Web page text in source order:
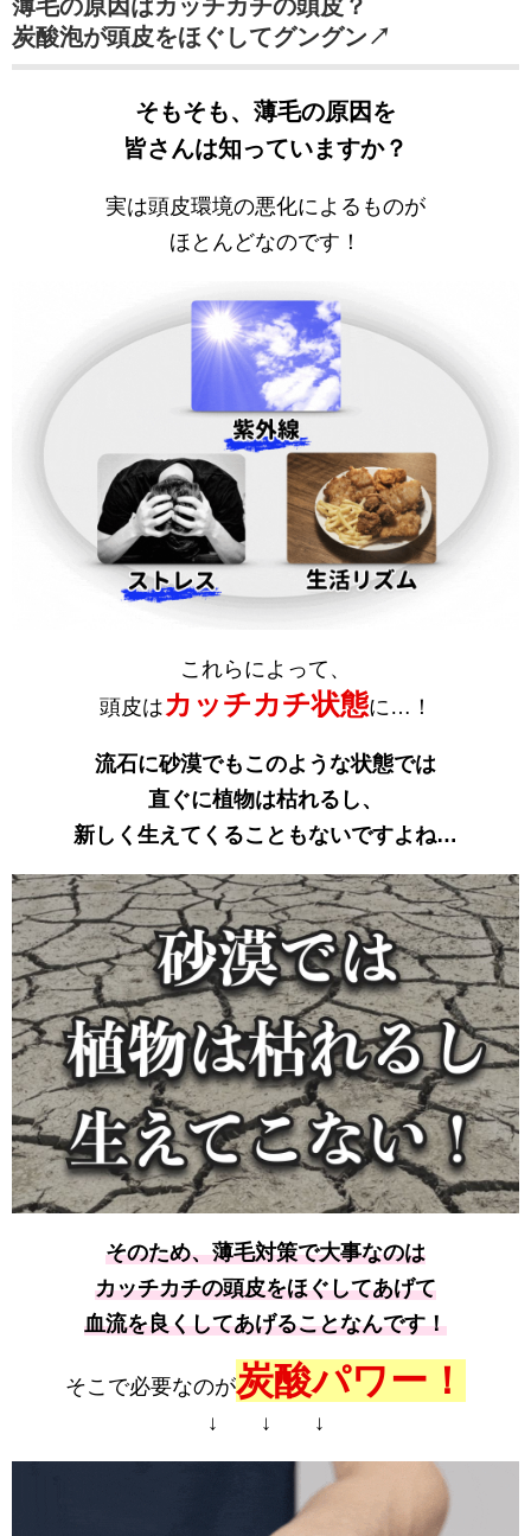
薄毛の原因はカッチカチの頭皮？
炭酸泡が頭皮をほぐしてグングン↗
そもそも、薄毛の原因を
皆さんは知っていますか？
実は頭皮環境の悪化によるものが
ほとんどなのです！
これらによって、
頭皮は カッチカチ状態に…！
流石に砂漠でもこのような状態では
直ぐに植物は枯れるし、
新しく生えてくることもないですよね…
そのため、薄毛対策で大事なのは
カッチカチの頭皮をほぐしてあげて
血流を良くしてあげることなんです！
そこで必要なのが炭酸パワー！
↓ ↓ ↓